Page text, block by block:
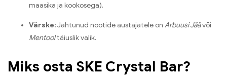
maasika ja kookosega).
Värske:Jahtunud nootide austajatele on Arbuusi Jäävõi
Mentooltäiuslik valik.
Miks osta SKE Crystal Bar?